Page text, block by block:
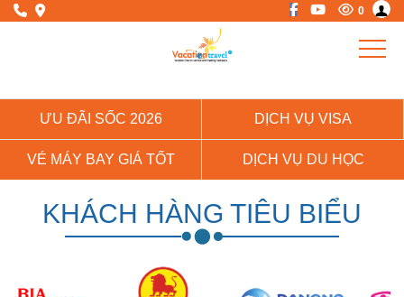
0
ƯU ĐÃI SỐC 2026 DỊCH VỤ VISA
VÉ MÁY BAY GIÁ TỐT DỊCH VỤ DU HỌC
KHÁCH HÀNG TIÊU BIỂU